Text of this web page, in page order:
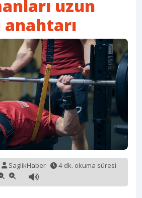
uzun
anahtarı
SaglikHaber
4 dk. okuma süresi